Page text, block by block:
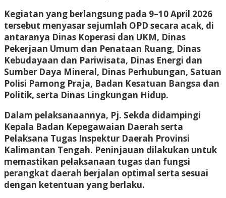
Kegiatan yang berlangsung pada 9–10 April 2026
tersebut menyasar sejumlah OPD secara acak, di
antaranya Dinas Koperasi dan UKM, Dinas
Pekerjaan Umum dan Penataan Ruang, Dinas
Kebudayaan dan Pariwisata, Dinas Energi dan
Sumber Daya Mineral, Dinas Perhubungan, Satuan
Polisi Pamong Praja, Badan Kesatuan Bangsa dan
Politik, serta Dinas Lingkungan Hidup.
Dalam pelaksanaannya, Pj. Sekda didampingi
Kepala Badan Kepegawaian Daerah serta
Pelaksana Tugas Inspektur Daerah Provinsi
Kalimantan Tengah. Peninjauan dilakukan untuk
memastikan pelaksanaan tugas dan fungsi
perangkat daerah berjalan optimal serta sesuai
dengan ketentuan yang berlaku.